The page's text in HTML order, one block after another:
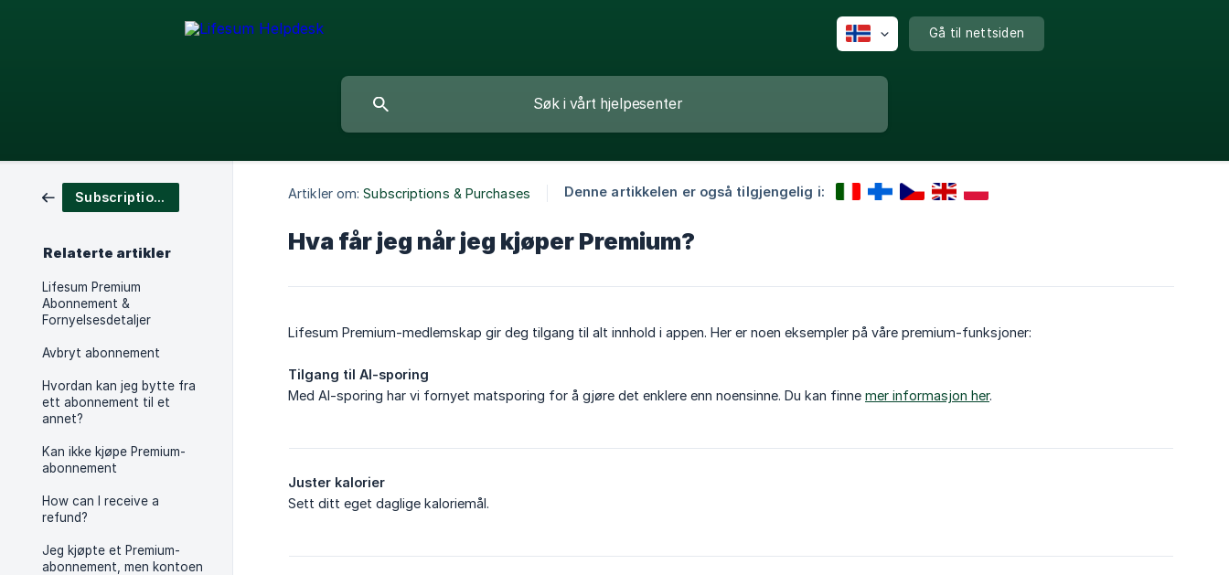
Gå til nettsiden
Subscriptions & Purchases
Relaterte artikler
Lifesum Premium
Abonnement &
Fornyelsesdetaljer
Avbryt abonnement
Hvordan kan jeg bytte fra
ett abonnement til et
annet?
Kan ikke kjøpe Premium-
abonnement
How can I receive a
refund?
Jeg kjøpte et Premium-
abonnement, men kontoen
Artikler om: Subscriptions & Purchases Denne artikkelen er også tilgjengelig i:
Hva får jeg når jeg kjøper Premium?
Lifesum Premium-medlemskap gir deg tilgang til alt innhold i appen. Her er noen eksempler på våre premium-funksjoner:
Tilgang til AI-sporing
Med AI-sporing har vi fornyet matsporing for å gjøre det enklere enn noensinne. Du kan finne mer informasjon her.
Juster kalorier
Sett ditt eget daglige kaloriemål.